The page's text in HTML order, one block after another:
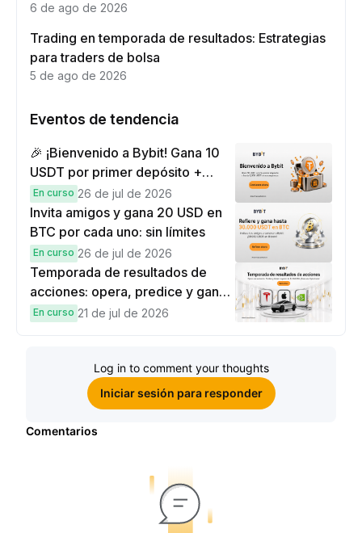
Moonshot AI
6 de ago de 2026
Trading en temporada de resultados: Estrategias
para traders de bolsa
5 de ago de 2026
Eventos de tendencia
🎉 ¡Bienvenido a Bybit! Gana 10
USDT por primer depósito +
hasta 9,999 USDT en
recompensas
En curso 26 de jul de 2026
Invita amigos y gana 20 USD en
BTC por cada uno: sin límites
En curso 26 de jul de 2026
Temporada de resultados de
acciones: opera, predice y gana
una Cybertruck.
En curso 21 de jul de 2026
Log in to comment your thoughts
Iniciar sesión para responder
Comentarios